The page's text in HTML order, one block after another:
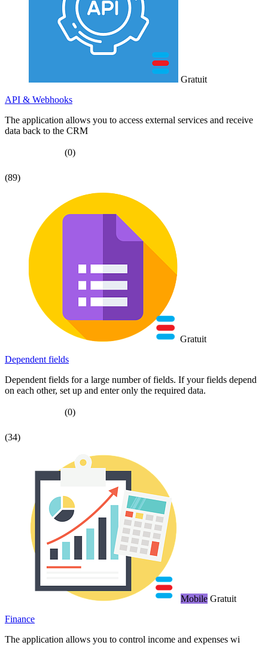
Gratuit
API & Webhooks
The application allows you to access external services and receive
data back to the CRM
(0)
(89)
Gratuit
Dependent fields
Dependent fields for a large number of fields. If your fields depend
on each other, set up and enter only the required data.
(0)
(34)
Mobile Gratuit
Finance
The application allows you to control income and expenses wi